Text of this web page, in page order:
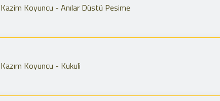
Kazim Koyuncu - Anılar Düstü Pesime
Kazım Koyuncu - Kukuli